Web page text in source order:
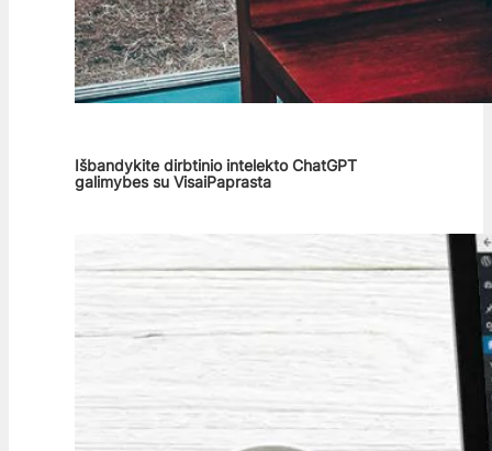
Išbandykite dirbtinio intelekto ChatGPT
galimybes su VisaiPaprasta